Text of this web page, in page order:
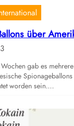
über
gab es
worden sein.…